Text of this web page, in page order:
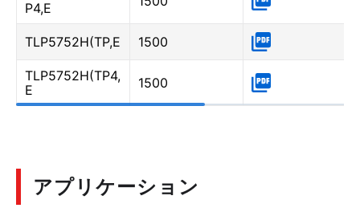
P4,E
TLP5752H(TP,E 1500
TLP5752H(TP4,
E
1500
アプリケーション